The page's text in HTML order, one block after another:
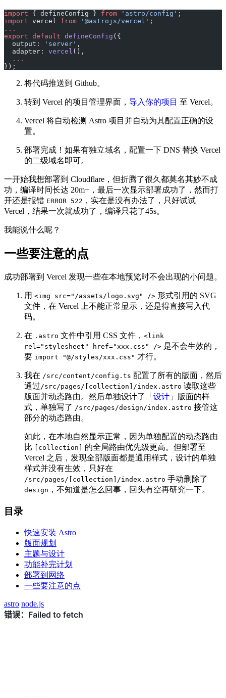
import { defineConfig } from 'astro/config' ;
import vercel from '@astrojs/vercel' ;
...
export default defineConfig ({
  output:
'server' ,
  adapter:
vercel (),
  ...
});
将代码推送到 Github。
转到 Vercel 的项目管理界面， 导入你的项目 至 Vercel。
Vercel 将自动检测 Astro 项目并自动为其配置正确的设
置。
部署完成！如果有独立域名，配置一下 DNS 替换 Vercel
的二级域名即可。
一开始我想部署到 Cloudflare，但折腾了很久都莫名其妙不成
功，编译时间长达 20m+，最后一次显示部署成功了，然而打
开还是报错 ERROR 522 ，实在是没有办法了，只好试试
Vercel，结果一次就成功了，编译只花了45s。
我能说什么呢？
一些要注意的点
成功部署到 Vercel 发现一些在本地预览时不会出现的小问题。
用 <img src="/assets/logo.svg" /> 形式引用的 SVG
文件，在 Vercel 上不能正常显示，还是得直接写入代
码。
在 .astro 文件中引用 CSS 文件， <link
rel="stylesheet" href="xxx.css" /> 是不会生效的，
要 import "@/styles/xxx.css" 才行。
我在 /src/content/config.ts 配置了所有的版面，然后
通过/src/pages/[collection]/index.astro 读取这些
版面并动态路由。然后单独设计了「 设计 」版面的样
式，单独写了 /src/pages/design/index.astro 接管这
部分的动态路由。
如此，在本地自然显示正常，因为单独配置的动态路由
比
[collection]
的全局路由优先级更高。但部署至
Vercel 之后，发现全部版面都是通用样式，设计的单独
样式并没有生效，只好在
/src/pages/[collection]/index.astro 手动删除了
design ，不知道是怎么回事，回头有空再研究一下。
目录
快速安装 Astro
版面规划
主题与设计
功能补完计划
部署到网络
一些要注意的点
astro node.js